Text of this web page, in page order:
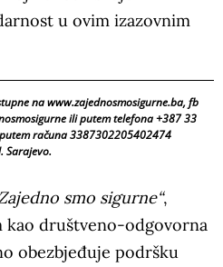
u ovim izazovnim
na www.zajednosmosigurne.ba, fb
ili putem telefona +387 33
računa 3387302205402474
Sarajevo.
smo sigurne“,
kao društveno-odgovorna
obezbjeđuje podršku